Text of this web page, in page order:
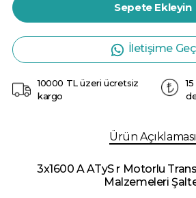
Sepete Ekleyin
İletişime Geç
10000 TL üzeri ücretsiz
kargo
Ürün Açıklaması
3x1600 A ATyS r Motorlu
Malzemeleri